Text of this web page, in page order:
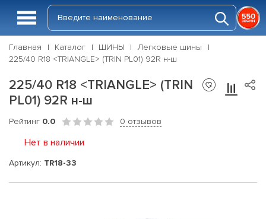
Главная Каталог ШИНЫ
Легковые шины
225/40 R18 <TRIANGLE> (TRIN PL01) 92R н-ш
225/40 R18 <TRIANGLE> (TRIN
PL01) 92R н-ш
Рейтинг 0.0 0 отзывов
Нет в наличии
Артикул: TR18-33